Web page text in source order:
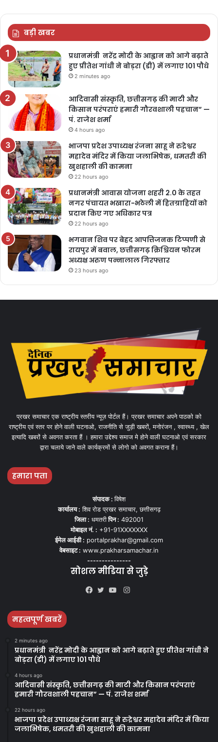
बड़ी खबर
प्रधानमंत्री नरेंद्र मोदी के आह्वान को आगे बढ़ाते
हुए प्रीतेश गांधी ने बोड़रा (डी) में लगाए 101 पौधे
2 minutes ago
आदिवासी संस्कृति, छत्तीसगढ़ की माटी और
किसान परंपराएं हमारी गौरवशाली पहचान” —
पं. राजेश शर्मा
4 hours ago
भाजपा प्रदेश उपाध्यक्ष रंजना साहू ने रुद्रेश्वर
महादेव मंदिर में किया जलाभिषेक, धमतरी की
खुशहाली की कामना
22 hours ago
प्रधानमंत्री आवास योजना शहरी 2.0 के तहत
नगर पंचायत भखारा-भठेली में हितग्राहियों को
प्रदान किए गए अधिकार पत्र
22 hours ago
भगवान शिव पर बेहद आपत्तिजनक टिप्पणी से
रायपुर में बवाल, छत्तीसगढ़ क्रिश्चियन फोरम
अध्यक्ष अरुण पन्नालाल गिरफ्तार
23 hours ago
प्रखर समाचार एक राष्ट्रीय स्तरीय न्यूज़ पोर्टल हैं। प्रखर समाचार अपने पाठको को
राष्ट्रीय एवं स्तर पर होने वाली घटनाओ, राजनीति से जुड़ी खबरों, मनोरंजन , स्वास्थ्य , खेल
इत्यादि खबरों से अवगत करता हैं । हमारा उद्देश्य समाज मे होने वाली घटनाओ एवं सरकार
द्वारा चलाये जाने वाले कार्यक्रमों से लोगो को अवगत कराना हैं।
हमारा पता
संपादक :विषेश
कार्यालय : शिव रोड प्रखर समाचार, छत्तीसगढ़
जिला : धमतरीपिन : 492001
मोबाइल नं. : +91-91XXXXXXX
ईमेल आईडी : portalprakhar@gmail.com
वेबसाइट : www.prakharsamachar.in
---------------
सोशल मीडिया से जुड़े
Instagram
महत्वपूर्ण खबरें
2 minutes ago
प्रधानमंत्री नरेंद्र मोदी के आह्वान को आगे बढ़ाते हुए प्रीतेश गांधी ने
बोड़रा (डी) में लगाए 101 पौधे
4 hours ago
आदिवासी संस्कृति, छत्तीसगढ़ की माटी और किसान परंपराएं
हमारी गौरवशाली पहचान” — पं. राजेश शर्मा
22 hours ago
भाजपा प्रदेश उपाध्यक्ष रंजना साहू ने रुद्रेश्वर महादेव मंदिर में किया
जलाभिषेक, धमतरी की खुशहाली की कामना